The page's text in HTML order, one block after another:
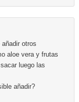
otros
aloe vera y frutas
luego las
añadir?